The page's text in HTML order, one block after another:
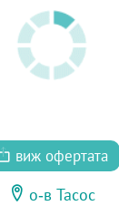
виж офертата
о-в Тасос